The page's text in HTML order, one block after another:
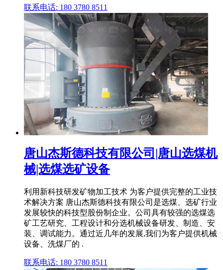
联系电话: 180 3780 8511
唐山杰斯德科技有限公司|唐山选煤机
械|选煤选矿设备
利用新科技研发矿物加工技术 为客户提供完整的工业技
术解决方案 唐山杰斯德科技有限公司是选煤、选矿行业
发展较快的科技型股份制企业。公司具有较强的选煤选
矿工艺研究、工程设计和分选机械设备研发、制造、安
装、调试能力。通过近几年的发展,我们为客户提供机械
设备、洗煤厂的 .
联系电话: 180 3780 8511